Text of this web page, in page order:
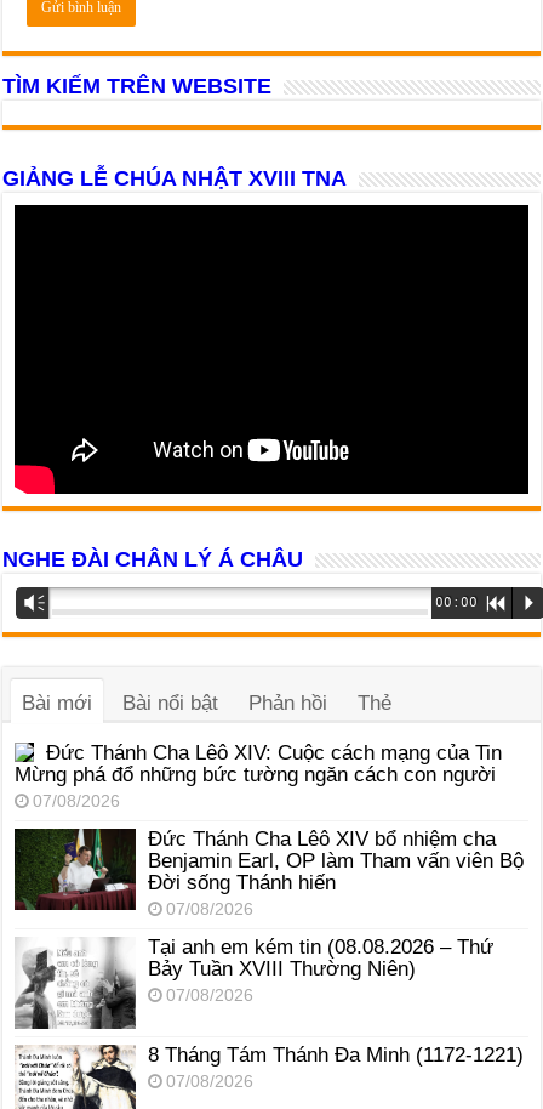
TÌM KIẾM TRÊN WEBSITE
GIẢNG LỄ CHÚA NHẬT XVIII TNA
NGHE ĐÀI CHÂN LÝ Á CHÂU
Trình
phát
Vm 00:00 R P
Bài mới Bài nổi bật Phản hồi Thẻ
Đức Thánh Cha Lêô XIV: Cuộc cách mạng của Tin
Mừng phá đổ những bức tường ngăn cách con người
07/08/2026
Đức Thánh Cha Lêô XIV bổ nhiệm cha
Benjamin Earl, OP làm Tham vấn viên Bộ
Đời sống Thánh hiến
07/08/2026
Tại anh em kém tin (08.08.2026 – Thứ
Bảy Tuần XVIII Thường Niên)
07/08/2026
8 Tháng Tám Thánh Ða Minh (1172-1221)
07/08/2026